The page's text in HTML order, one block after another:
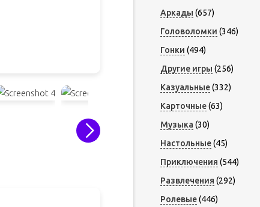
Аркады (657)
Головоломки (346)
Гонки (494)
Другие игры (256)
Казуальные(332)
Карточные(63)
Музыка (30)
Настольные(45)
Приключения (544)
Развлечения (292)
Ролевые(446)